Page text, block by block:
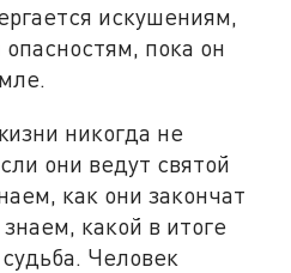
искушениям,
пока он
никогда не
они ведут святой
как они закончат
какой в итоге
Человек